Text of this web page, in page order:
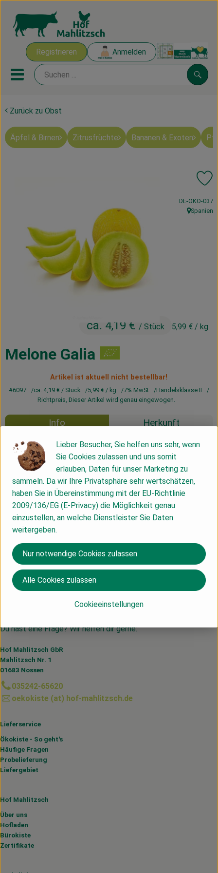
Registrieren Anmelden
Mobiles Menu öffnen oder
Ökokisten
Mahlitzscher Produkte
Kühltheke
Vorratskammer
Getränke
Haus, Garten & Co.
Lieferservice
Blog
Zurück zu Obst
Äpfel & Birnen Zitrusfrüchte Bananen & Exoten
Melone Galia
ca. 4,19 € / Stück 5,99 € / kg
,DE-ÖKO-037
, Herkunft:
Spanien
Artikel ist aktuell nicht bestellbar!
#6097 ca. 4,19 € / Stück 5,99 € / kg 7% MwSt
Handelsklasse II
Richtpreis, Dieser Artikel wird genau eingewogen.
Info Herkunft
Info
Produktinformationen
Herkunft
Hersteller: Schramm
Du hast eine Frage? Wir helfen dir gerne:
Hof Mahlitzsch GbR
Mahlitzsch Nr. 1
01683 Nossen
035242-65620
oekokiste (at) hof-mahlitzsch.de
Lieferservice
Ökokiste - So geht's
Häufige Fragen
Probelieferung
Liefergebiet
Hof Mahlitzsch
Über uns
Hofladen
Bürokiste
Zertifikate
Lieber Besucher, Sie helfen uns sehr, wenn
Sie Cookies zulassen und uns somit
erlauben, Daten für unser Marketing zu
sammeln. Da wir Ihre Privatsphäre sehr wertschätzen,
haben Sie in Übereinstimmung mit der EU-Richtlinie
2009/136/EG (E-Privacy) die Möglichkeit genau
einzustellen, an welche Dienstleister Sie Daten
weitergeben.
Cookieeinstellungen
Nur notwendige Cookies zulassen
Alle Cookies zulassen